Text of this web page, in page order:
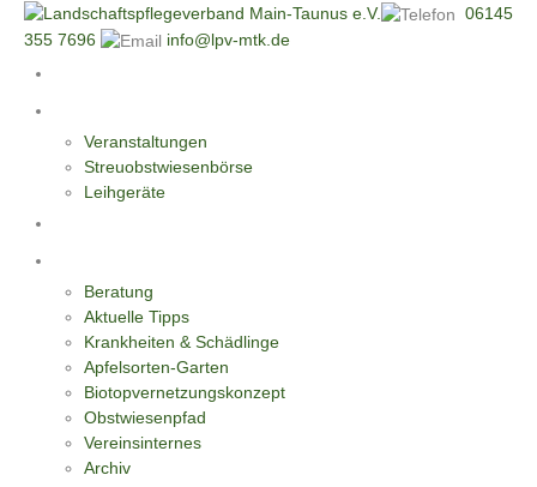
06145
355 7696
info@lpv-mtk.de
Veranstaltungen
Streuobstwiesenbörse
Leihgeräte
Beratung
Aktuelle Tipps
Krankheiten & Schädlinge
Apfelsorten-Garten
Biotopvernetzungskonzept
Obstwiesenpfad
Vereinsinternes
Archiv